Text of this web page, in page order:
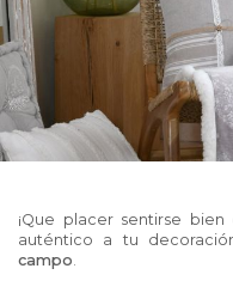
¡Que placer sentirse
auténtico a tu
campo